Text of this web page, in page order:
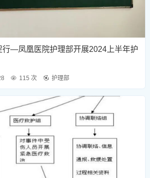
行—凤凰医院护理部开展2024上半年护
115 次 护理部